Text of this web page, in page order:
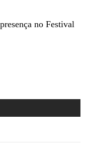
no Festival